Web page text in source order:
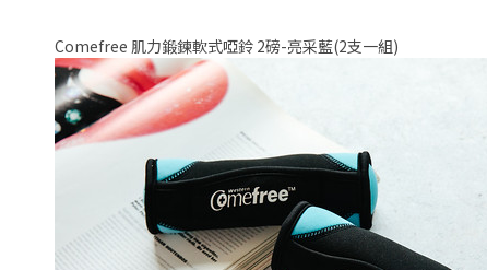
Comefree 肌力鍛鍊軟式啞鈴 2磅-亮采藍(2支一組)